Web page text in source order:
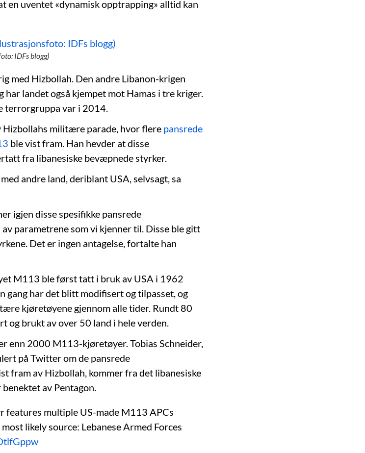
en uventet «dynamisk opptrapping» alltid kan
IDFs blogg)
med Hizbollah. Den andre Libanon-krigen
har landet også kjempet mot Hamas i tre kriger.
terrorgruppa var i 2014.
Hizbollahs militære parade, hvor flere pansrede
ble vist fram. Han hevder at disse
fra libanesiske bevæpnede styrker.
andre land, deriblant USA, selvsagt, sa
igjen disse spesifikke pansrede
parametrene som vi kjenner til. Disse ble gitt
Det er ingen antagelse, fortalte han
M113 ble først tatt i bruk av USA i 1962
gang har det blitt modifisert og tilpasset, og
kjøretøyene gjennom alle tider. Rundt 80
brukt av over 50 land i hele verden.
enn 2000 M113-kjøretøyer. Tobias Schneider,
på Twitter om de pansrede
fram av Hizbollah, kommer fra det libanesiske
av Pentagon.
features multiple US-made M113 APCs
likely source: Lebanese Armed Forces